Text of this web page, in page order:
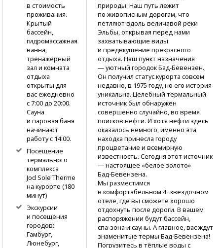
природы. Наш путь лежит
по живописным дорогам, что
петляют вдоль величавой реки
Эльбы, открывая перед нами
захватывающие виды
и предвкушение прекрасного
отдыха. Наш пункт назначения
— уютный городокБад-Бевензен.
Он получил статус курорта совсем
недавно, в 1975 году, но его история
уникальна. Целебный термальный
источник был обнаружен
совершенно случайно, во время
поисков нефти. И хотя нефти здесь
оказалось немного, именно эта
находка принесла городу
процветание и всемирную
известность. Сегодня этот источник
— настоящее «белое золото»
Бад-Бевензена.
Мы разместимся
в комфортабельном 4−звездочном
отеле, где вы сможете хорошо
отдохнуть после дороги. В вашем
распоряжении будут бассейн,
спа-зона и сауны. А главное, вас ждут
знаменитые термы Бад-Бевензена!
Погрузитесь в тёплые воды с
в стоимость
проживания.
Крытый
бассейн,
гидромассажная
ванна,
тренажерный
зал и комната
отдыха
открыты для
вас ежедневно
с 7:00 до 20:00.
Сауна
и паровая баня
начинают
работу с 14:00.
Посещение
термального
комплекса
Jod Sole Therme
на курорте (180
минут)
Экскурсии
и посещения
городов:
Гамбург,
Люнебург,